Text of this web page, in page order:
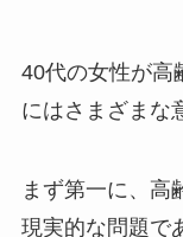
40代の女性が高
にはさまざまな
まず第一に、高
現実的な問題で